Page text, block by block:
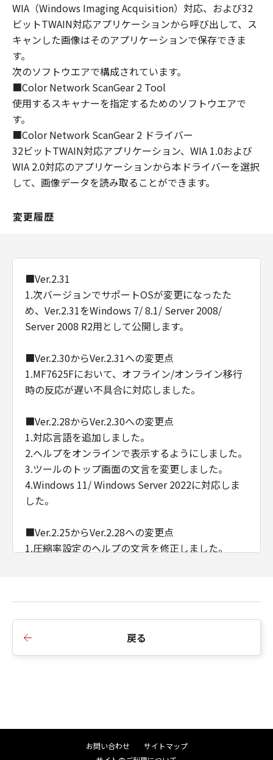
WIA（Windows Imaging Acquisition）対応、および32
ビットTWAIN対応アプリケーションから呼び出して、ス
キャンした画像はそのアプリケーションで保存できま
す。
次のソフトウエアで構成されています。
■Color Network ScanGear 2 Tool
使用するスキャナーを指定するためのソフトウエアで
す。
■Color Network ScanGear 2 ドライバー
32ビットTWAIN対応アプリケーション、WIA 1.0および
WIA 2.0対応のアプリケーションから本ドライバーを選択
して、画像データを読み取ることができます。
変更履歴
■Ver.2.31
1.次バージョンでサポートOSが変更になったた
め、Ver.2.31をWindows 7/ 8.1/ Server 2008/
Server 2008 R2用として公開します。
■Ver.2.30からVer.2.31への変更点
1.MF7625Fにおいて、オフライン/オンライン移行
時の反応が遅い不具合に対応しました。
■Ver.2.28からVer.2.30への変更点
1.対応言語を追加しました。
2.ヘルプをオンラインで表示するようにしました。
3.ツールのトップ画面の文言を変更しました。
4.Windows 11/ Windows Server 2022に対応しま
した。
■Ver.2.25からVer.2.28への変更点
1.圧縮率設定のヘルプの文言を修正しました。
2.Windows Vistaを非サポートとしました。
1.Windows 10/ Windows Server 2016に対応しま
戻る
お問い合わせ
サイトマップ